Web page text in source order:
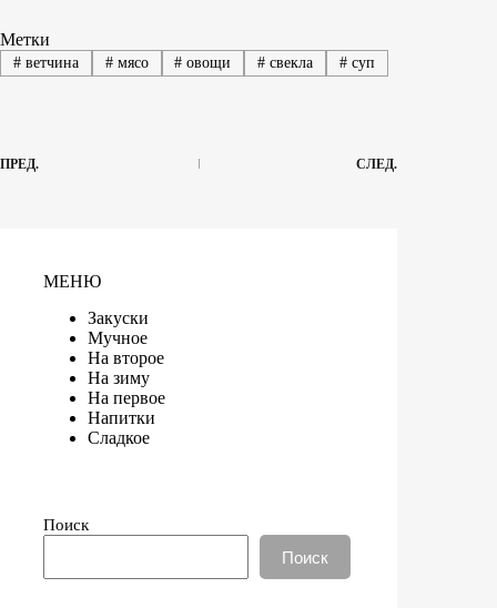
Метки
#ветчина #мясо # овощи # свекла # суп
ПРЕД. СЛЕД.
МЕНЮ
Закуски
Мучное
На второе
На зиму
На первое
Напитки
Сладкое
Поиск
Поиск